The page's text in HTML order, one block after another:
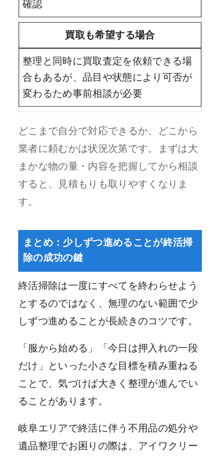
確認
買取も希望する場合
整理と同時に買取査定を依頼できる場
合もあるが、品目や状態により可否が
変わるため事前相談が必要
どこまで自分で対応できるか、どこから
業者に頼むかは状況次第です。まずは大
まかな物の量・内容を把握してから相談
すると、見積もりも取りやすくなりま
す。
まとめ：少しずつ進めることが終活掃
除の成功の鍵
終活掃除は一度にすべてを終わらせよう
とするのではなく、無理のない範囲で少
しずつ進めることが長続きのコツです。
「服から始める」「今日は押入れの一段
だけ」といった小さな目標を積み重ねる
ことで、気づけば大きく整理が進んでい
ることがあります。
岐阜エリアで終活に伴う不用品の処分や
遺品整理でお困りの際は、アイワクリー